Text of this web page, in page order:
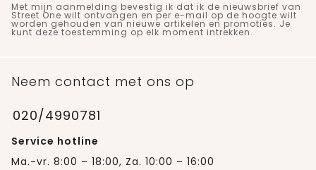
Met mijn aanmelding bevestig ik dat ik de nieuwsbrief van
Street One wilt ontvangen en per e-mail op de hoogte wilt
worden gehouden van nieuwe artikelen en promoties. Je
kunt deze toestemming op elk moment intrekken.
Neem contact met ons op
020/4990781
Service hotline
Ma.-vr. 8:00 – 18:00, Za. 10:00 – 16:00